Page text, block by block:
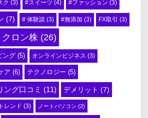
ク (3) #スイーツ (4) #ファッション (3)
(7) # 体験談 (3) #無添加 (3) FX取引 (3)
クロン株 (26)
ング (5) オンラインビジネス (3)
ア (6) テクノロジー (5)
ング口コミ (11) デメリット (7)
トレンド (3) ノートパソコン (2)